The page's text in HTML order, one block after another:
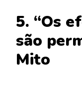
5. “Os
são
Mito